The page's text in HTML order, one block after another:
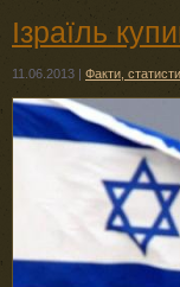
Ізраїль
11.06.2013 Факти,